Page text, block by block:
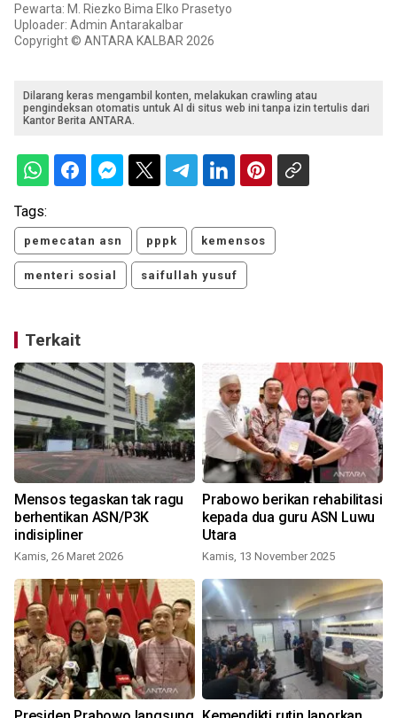
Pewarta: M. Riezko Bima Elko Prasetyo
Uploader: Admin Antarakalbar
Copyright © ANTARA KALBAR 2026
Dilarang keras mengambil konten, melakukan crawling atau
pengindeksan otomatis untuk AI di situs web ini tanpa izin tertulis dari
Kantor Berita ANTARA.
Tags:
pemecatan asn pppk kemensos
menteri sosial saifullah yusuf
Terkait
Mensos tegaskan tak ragu
berhentikan ASN/P3K
indisipliner
Kamis, 26 Maret 2026
Prabowo berikan rehabilitasi
kepada dua guru ASN Luwu
Utara
Kamis, 13 November 2025